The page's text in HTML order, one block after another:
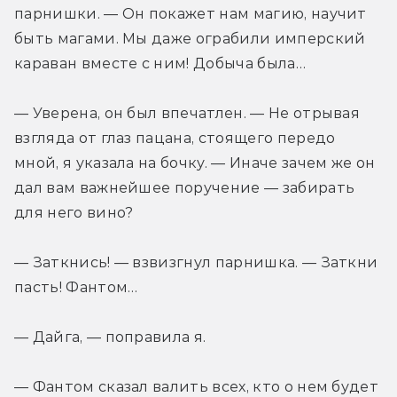
парнишки. — Он покажет нам магию, научит
быть магами. Мы даже ограбили имперский
караван вместе с ним! Добыча была…
— Уверена, он был впечатлен. — Не отрывая
взгляда от глаз пацана, стоящего передо
мной, я указала на бочку. — Иначе зачем же он
дал вам важнейшее поручение — забирать
для него вино?
— Заткнись! — взвизгнул парнишка. — Заткни
пасть! Фантом…
— Дайга, — поправила я.
— Фантом сказал валить всех, кто о нем будет